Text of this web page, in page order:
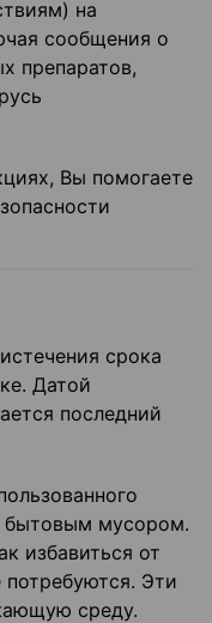
на
сообщения о
препаратов,
Вы помогаете
срока
Датой
последний
бытовым мусором.
избавиться от
Эти
среду.